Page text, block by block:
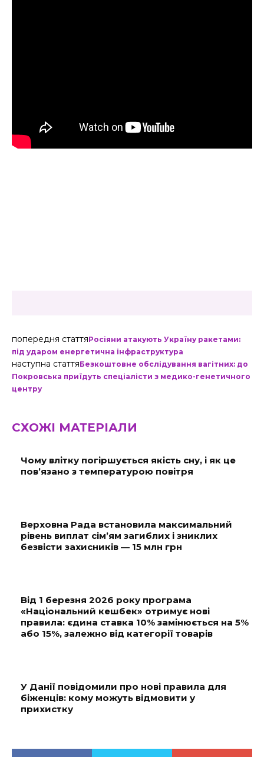
попередня статтяРосіяни атакують Україну ракетами:
під ударом енергетична інфраструктура
наступна статтяБезкоштовне обслідування вагітних: до
Покровська приїдуть спеціалісти з медико-генетичного
центру
СХОЖІ МАТЕРІАЛИ
Чому влітку погіршується якість сну, і як це
пов’язано з температурою повітря
Верховна Рада встановила максимальний
рівень виплат сім’ям загиблих і зниклих
безвісти захисників — 15 млн грн
Від 1 березня 2026 року програма
«Національний кешбек» отримує нові
правила: єдина ставка 10% замінюється на 5%
або 15%, залежно від категорії товарів
У Данії повідомили про нові правила для
біженців: кому можуть відмовити у
прихистку